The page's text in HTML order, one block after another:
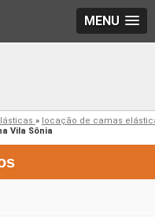
MENU
» locação de camas
Vila Sônia